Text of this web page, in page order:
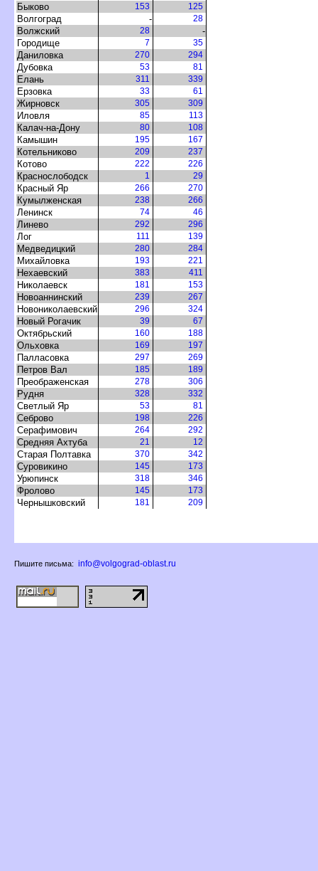
Быково
153 125
олгоград - 28
олжский 28
-
Городище
7 35
Даниловка 270 294
Дубовка 53 81
Елань 311 339
Ерзовка 33 61
Жирновск 305 309
Иловля 85 113
Калач-на-Дону 80 108
Камышин 195 167
Котельниково 209 237
Котово 222 226
Краснослободск 1 29
Красный Яр 266 270
Кумылженская 238 266
Ленинск 74 46
Линево 292 296
Ло 111 139
Медведицкий 280 284
Михайловка 193 221
Нехаевский 383 411
Николаевск 181 153
Новоаннинский 239 267
Новониколаевский 296 324
Новый Рогачик 39 67
Октябрьский 160 188
Ольховка 169 197
Палласовка 297 269
Петров Вал 185 189
Преображенская 278 306
Рудня 328 332
Светлый Яр 53 81
Себрово 198 226
Серафимович 264 292
Средняя Ахтуба 21 12
Старая Полтавка 370 342
Суровикино 145 173
Урюпинск 318 346
Фролово 145 173
Чернышковский 181 209
Пишите письма: info@volgograd-oblast.ru